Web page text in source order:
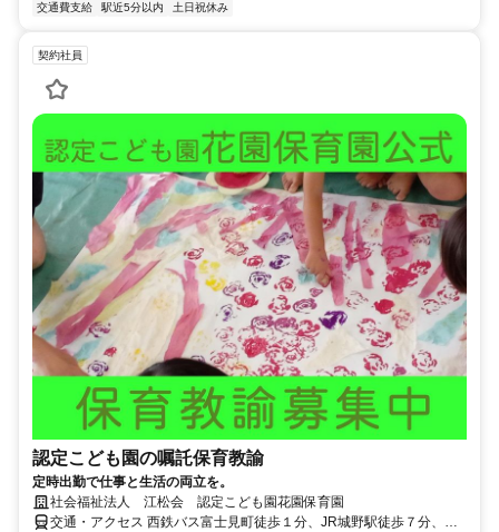
交通費支給
駅近5分以内 土日祝休み
契約社員
認定こども園の嘱託保育教諭
定時出勤で仕事と生活の両立を。
社会福祉法人 江松会 認定こども園花園保育園
交通・アクセス 西鉄バス富士見町徒歩１分、JR城野駅徒歩７分、モ